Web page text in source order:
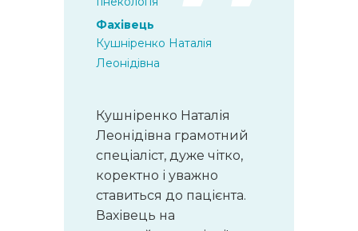
Фахівець
Кушніренко Наталія
Леонідівна
Кушніренко Наталія
Леонідівна грамотний
спеціаліст, дуже чітко,
коректно і уважно
ставиться до пацієнта.
Вахівець на